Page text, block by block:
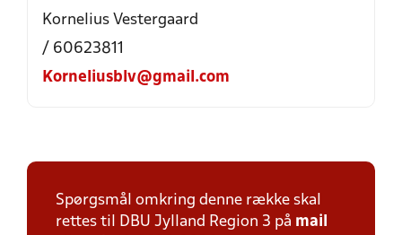
Kornelius Vestergaard
/ 60623811
Korneliusblv@gmail.com
Spørgsmål omkring denne række skal
rettes til DBU Jylland Region 3 på mail